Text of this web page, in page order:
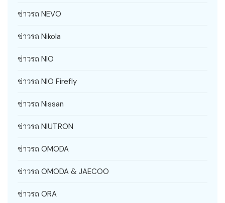
ข่าวรถ NEVO
ข่าวรถ Nikola
ข่าวรถ NIO
ข่าวรถ NIO Firefly
ข่าวรถ Nissan
ข่าวรถ NIUTRON
ข่าวรถ OMODA
ข่าวรถ OMODA & JAECOO
ข่าวรถ ORA